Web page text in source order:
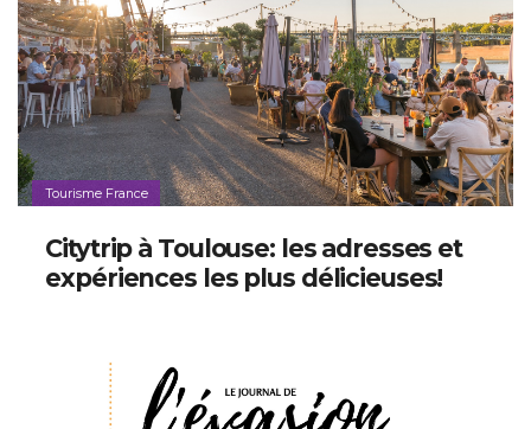
Tourisme France
Citytrip à Toulouse: les adresses et
expériences les plus délicieuses!